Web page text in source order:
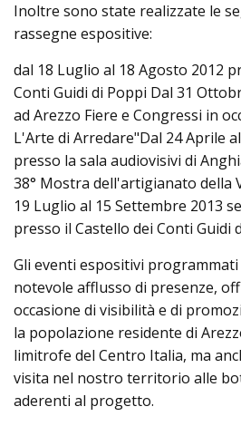
Inoltre sono state realizzate le
rassegne espositive:
dal 18 Luglio al 18 Agosto 2012
Conti Guidi di Poppi Dal 31
ad Arezzo Fiere e Congressi in
L'Arte di Arredare"Dal 24 Aprile
presso la sala audiovisivi di
38° Mostra dell'artigianato della
19 Luglio al 15 Settembre 2013
presso il Castello dei Conti Guidi
Gli eventi espositivi
notevole afflusso di presenze,
occasione di visibilità e di
la popolazione residente di
limitrofe del Centro Italia, ma
visita nel nostro territorio alle
aderenti al progetto.